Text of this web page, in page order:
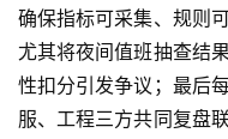
确保指标可采集、规则
尤其将夜间值班抽查结
性扣分引发争议；最后
服、工程三方共同复盘